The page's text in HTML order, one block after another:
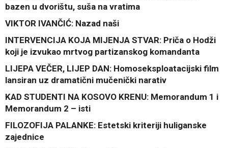
bazen u dvorištu, suša na vratima
VIKTOR IVANČIĆ: Nazad naši
INTERVENCIJA KOJA MIJENJA STVAR: Priča o Hodži
koji je izvukao mrtvog partizanskog komandanta
LIJEPA VEČER, LIJEP DAN: Homoseksploatacijski film
lansiran uz dramatični mučenički narativ
KAD STUDENTI NA KOSOVO KRENU: Memorandum 1 i
Memorandum 2 – isti
FILOZOFIJA PALANKE: Estetski kriteriji huliganske
zajednice